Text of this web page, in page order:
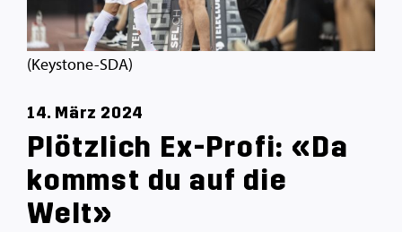
(Keystone-SDA)
14. März 2024
Plötzlich Ex-Profi: «Da
kommst du auf die
Welt»